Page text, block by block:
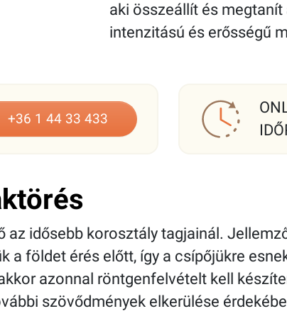
aki összeállít és
intenzitású és erősségű
+36 1 44 33 433
az idősebb korosztály tagjainál.
a földet érés előtt, így a csípőjükre
azonnal röntgenfelvételt kell
szövődmények elkerülése